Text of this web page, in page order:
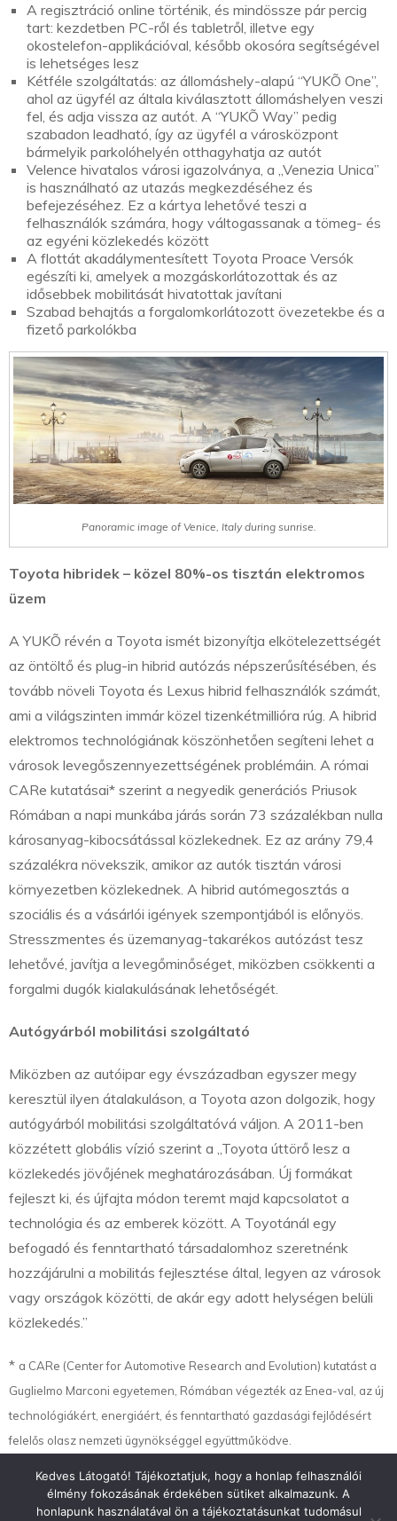
A regisztráció online történik, és mindössze pár percig
tart: kezdetben PC-ről és tabletről, illetve egy
okostelefon-applikációval, később okosóra segítségével
is lehetséges lesz
Kétféle szolgáltatás: az állomáshely-alapú “YUKÕ One”,
ahol az ügyfél az általa kiválasztott állomáshelyen veszi
fel, és adja vissza az autót. A “YUKÕ Way” pedig
szabadon leadható, így az ügyfél a városközpont
bármelyik parkolóhelyén otthagyhatja az autót
Velence hivatalos városi igazolványa, a „Venezia Unica”
is használható az utazás megkezdéséhez és
befejezéséhez. Ez a kártya lehetővé teszi a
felhasználók számára, hogy váltogassanak a tömeg- és
az egyéni közlekedés között
A flottát akadálymentesített Toyota Proace Versók
egészíti ki, amelyek a mozgáskorlátozottak és az
idősebbek mobilitását hivatottak javítani
Szabad behajtás a forgalomkorlátozott övezetekbe és a
fizető parkolókba
Panoramic image of Venice, Italy during sunrise.
Toyota hibridek – közel 80%-os tisztán elektromos
üzem
A YUKÕ révén a Toyota ismét bizonyítja elkötelezettségét
az öntöltő és plug-in hibrid autózás népszerűsítésében, és
tovább növeli Toyota és Lexus hibrid felhasználók számát,
ami a világszinten immár közel tizenkétmillióra rúg. A hibrid
elektromos technológiának köszönhetően segíteni lehet a
városok levegőszennyezettségének problémáin. A római
CARe kutatásai* szerint a negyedik generációs Priusok
Rómában a napi munkába járás során 73 százalékban nulla
károsanyag-kibocsátással közlekednek. Ez az arány 79,4
százalékra növekszik, amikor az autók tisztán városi
környezetben közlekednek. A hibrid autómegosztás a
szociális és a vásárlói igények szempontjából is előnyös.
Stresszmentes és üzemanyag-takarékos autózást tesz
lehetővé, javítja a levegőminőséget, miközben csökkenti a
forgalmi dugók kialakulásának lehetőségét.
Autógyárból mobilitási szolgáltató
Miközben az autóipar egy évszázadban egyszer megy
keresztül ilyen átalakuláson, a Toyota azon dolgozik, hogy
autógyárból mobilitási szolgáltatóvá váljon. A 2011-ben
közzétett globális vízió szerint a „Toyota úttörő lesz a
közlekedés jövőjének meghatározásában. Új formákat
fejleszt ki, és újfajta módon teremt majd kapcsolatot a
technológia és az emberek között. A Toyotánál egy
befogadó és fenntartható társadalomhoz szeretnénk
hozzájárulni a mobilitás fejlesztése által, legyen az városok
vagy országok közötti, de akár egy adott helységen belüli
közlekedés.”
* a CARe (Center for Automotive Research and Evolution) kutatást a
Guglielmo Marconi egyetemen, Rómában végezték az Enea-val, az új
technológiákért, energiáért, és fenntartható gazdasági fejlődésért
felelős olasz nemzeti ügynökséggel együttműködve.
Kedves Látogató! Tájékoztatjuk, hogy a honlap felhasználói
élmény fokozásának érdekében sütiket alkalmazunk. A
honlapunk használatával ön a tájékoztatásunkat tudomásul